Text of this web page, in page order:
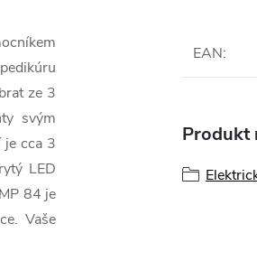
ze 3
svým
cca 3
LED
84 je
Vaše
EAN:
Produkt